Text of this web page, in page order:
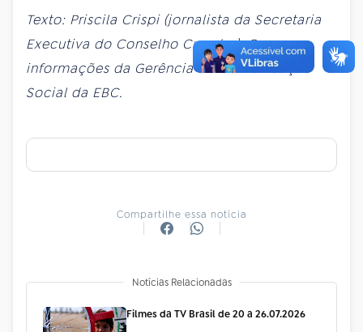
Texto: Priscila Crispi (jornalista da Secretaria
Executiva do Conselho Curador). Com
informações da Gerência de Comunicação
Social da EBC.
Compartilhe essa notícia
Notícias Relacionadas
Filmes da TV Brasil de 20 a 26.07.2026